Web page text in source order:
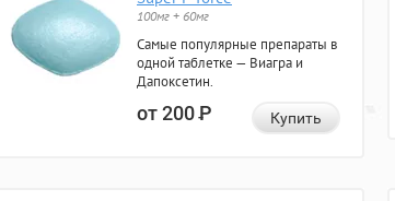
100мг + 60мг
Самые популярные препараты в
одной таблетке — Виагра и
Дапоксетин.
от 200Р Купить